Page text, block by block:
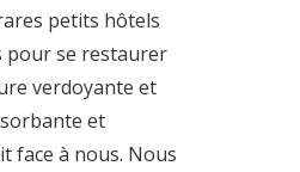
petits hôtels
pour se restaurer
verdoyante et
et
face à nous. Nous